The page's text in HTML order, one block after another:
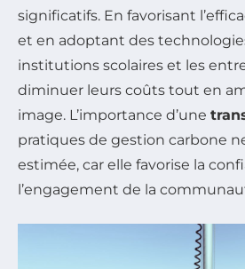
significatifs. En favorisant
et en adoptant des
institutions scolaires et les
diminuer leurs coûts tout en
image. L’importance d’une
pratiques de gestion carbone
estimée, car elle favorise la
l’engagement de la